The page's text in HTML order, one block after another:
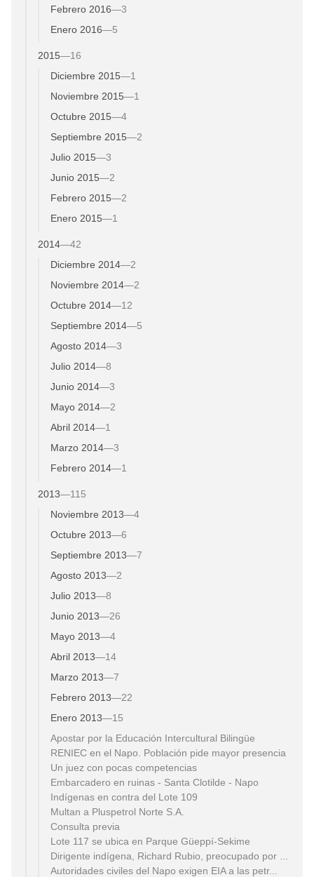
Febrero 2016—3
Enero 2016—5
2015—16
Diciembre 2015—1
Noviembre 2015—1
Octubre 2015—4
Septiembre 2015—2
Julio 2015—3
Junio 2015—2
Febrero 2015—2
Enero 2015—1
2014—42
Diciembre 2014—2
Noviembre 2014—2
Octubre 2014—12
Septiembre 2014—5
Agosto 2014—3
Julio 2014—8
Junio 2014—3
Mayo 2014—2
Abril 2014—1
Marzo 2014—3
Febrero 2014—1
2013—115
Noviembre 2013—4
Octubre 2013—6
Septiembre 2013—7
Agosto 2013—2
Julio 2013—8
Junio 2013—26
Mayo 2013—4
Abril 2013—14
Marzo 2013—7
Febrero 2013—22
Enero 2013—15
Apostar por la Educación Intercultural Bilingüe
RENIEC en el Napo. Población pide mayor presencia
Un juez con pocas competencias
Embarcadero en ruinas - Santa Clotilde - Napo
Indígenas en contra del Lote 109
Multan a Pluspetrol Norte S.A.
Consulta previa
Lote 117 se ubica en Parque Güeppí-Sekime
Dirigente indígena, Richard Rubio, preocupado por ...
Autoridades civiles del Napo exigen EIA a las petr...